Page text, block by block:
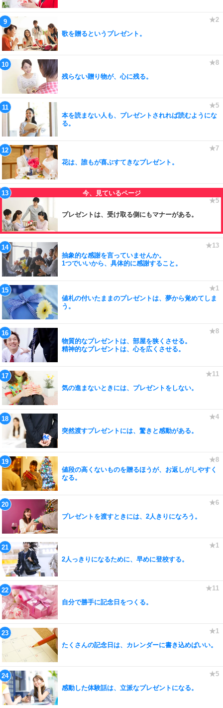
歌を贈るというプレゼント。
残らない贈り物が、心に残る。
本を読まない人も、プレゼントされれば読むようにな
る。
花は、誰もが喜ぶすてきなプレゼント。
プレゼントは、受け取る側にもマナーがある。
抽象的な感謝を言っていませんか。
1つでいいから、具体的に感謝すること。
値札の付いたままのプレゼントは、夢から覚めてしま
う。
物質的なプレゼントは、部屋を狭くさせる。
精神的なプレゼントは、心を広くさせる。
気の進まないときには、プレゼントをしない。
突然渡すプレゼントには、驚きと感動がある。
値段の高くないものを贈るほうが、お返しがしやすく
なる。
プレゼントを渡すときには、2人きりになろう。
2人っきりになるために、早めに登校する。
自分で勝手に記念日をつくる。
たくさんの記念日は、カレンダーに書き込めばいい。
感動した体験話は、立派なプレゼントになる。